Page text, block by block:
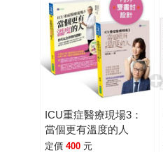
ICU重症醫療現場3：
當個更有溫度的人
定價 400 元